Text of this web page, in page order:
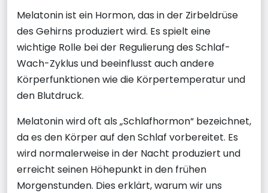
Melatonin ist ein Hormon, das in der Zirbeldrüse
des Gehirns produziert wird. Es spielt eine
wichtige Rolle bei der Regulierung des Schlaf-
Wach-Zyklus und beeinflusst auch andere
Körperfunktionen wie die Körpertemperatur und
den Blutdruck.
Melatonin wird oft als „Schlafhormon“ bezeichnet,
da es den Körper auf den Schlaf vorbereitet. Es
wird normalerweise in der Nacht produziert und
erreicht seinen Höhepunkt in den frühen
Morgenstunden. Dies erklärt, warum wir uns